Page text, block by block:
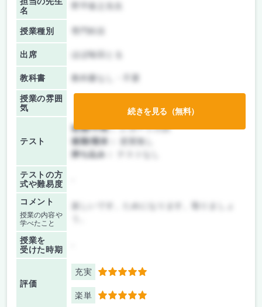
名
野平俊之先生
授業種別
出席 ほぼ毎回とる
教科書 教科書なし・不要
授業の雰囲
気
テスト
前期/中間：レポートのみ
後期/期末：
授業無し
持ち込み：
テストの方
式や難易度
コメント
授業の内容や
学べたこと
授業を
受けた時期
評価
充実 5
楽単 5
続きを見る（無料）